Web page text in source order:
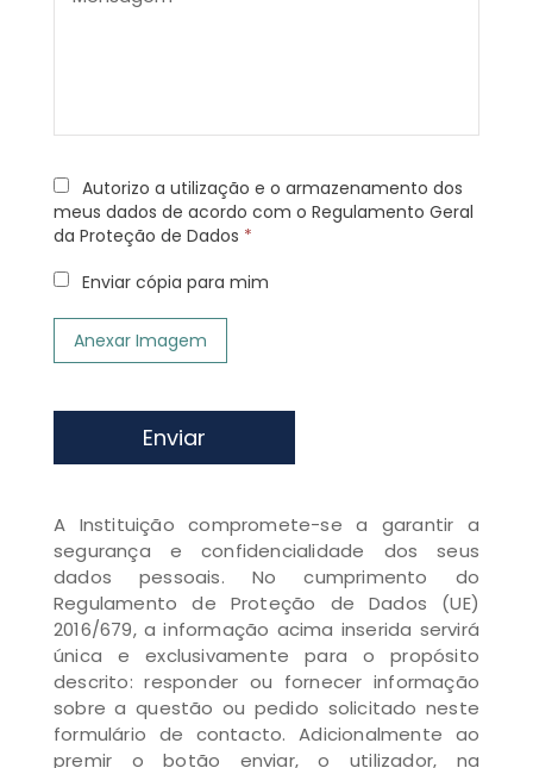
Autorizo a utilização e o armazenamento dos
meus dados de acordo com o Regulamento Geral
da Proteção de Dados *
Enviar cópia para mim
Anexar Imagem
Enviar
A Instituição compromete-se a garantir a
segurança e confidencialidade dos seus
dados pessoais. No cumprimento do
Regulamento de Proteção de Dados (UE)
2016/679, a informação acima inserida servirá
única e exclusivamente para o propósito
descrito: responder ou fornecer informação
sobre a questão ou pedido solicitado neste
formulário de contacto. Adicionalmente ao
premir o botão enviar, o utilizador, na